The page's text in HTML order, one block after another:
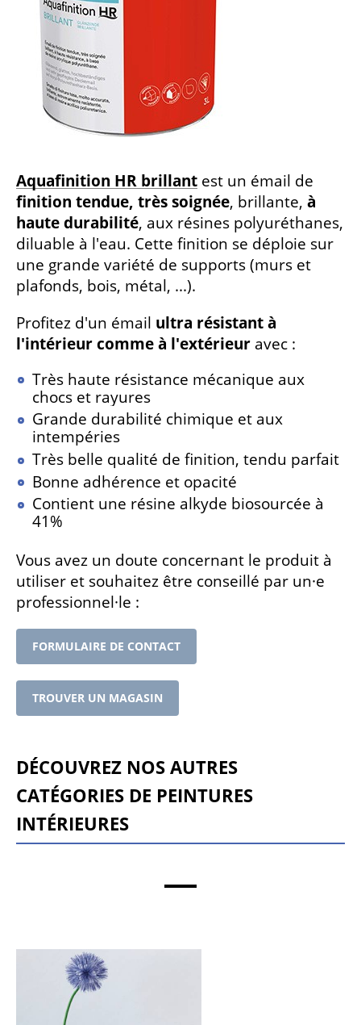
Aquafinition HR brillant est un émail de
finition tendue, très soignée, brillante, à
haute durabilité, aux résines polyuréthanes,
diluable à l'eau. Cette finition se déploie sur
une grande variété de supports (murs et
plafonds, bois, métal, ...).
Profitez d'un émail ultra résistant à
l'intérieur comme à l'extérieur avec :
Très haute résistance mécanique aux
chocs et rayures
Grande durabilité chimique et aux
intempéries
Très belle qualité de finition, tendu parfait
Bonne adhérence et opacité
Contient une résine alkyde biosourcée à
41%
Vous avez un doute concernant le produit à
utiliser et souhaitez être conseillé par un·e
professionnel·le :
FORMULAIRE DE CONTACT
TROUVER UN MAGASIN
Découvrez nos autres
catégories de peintures
intérieures